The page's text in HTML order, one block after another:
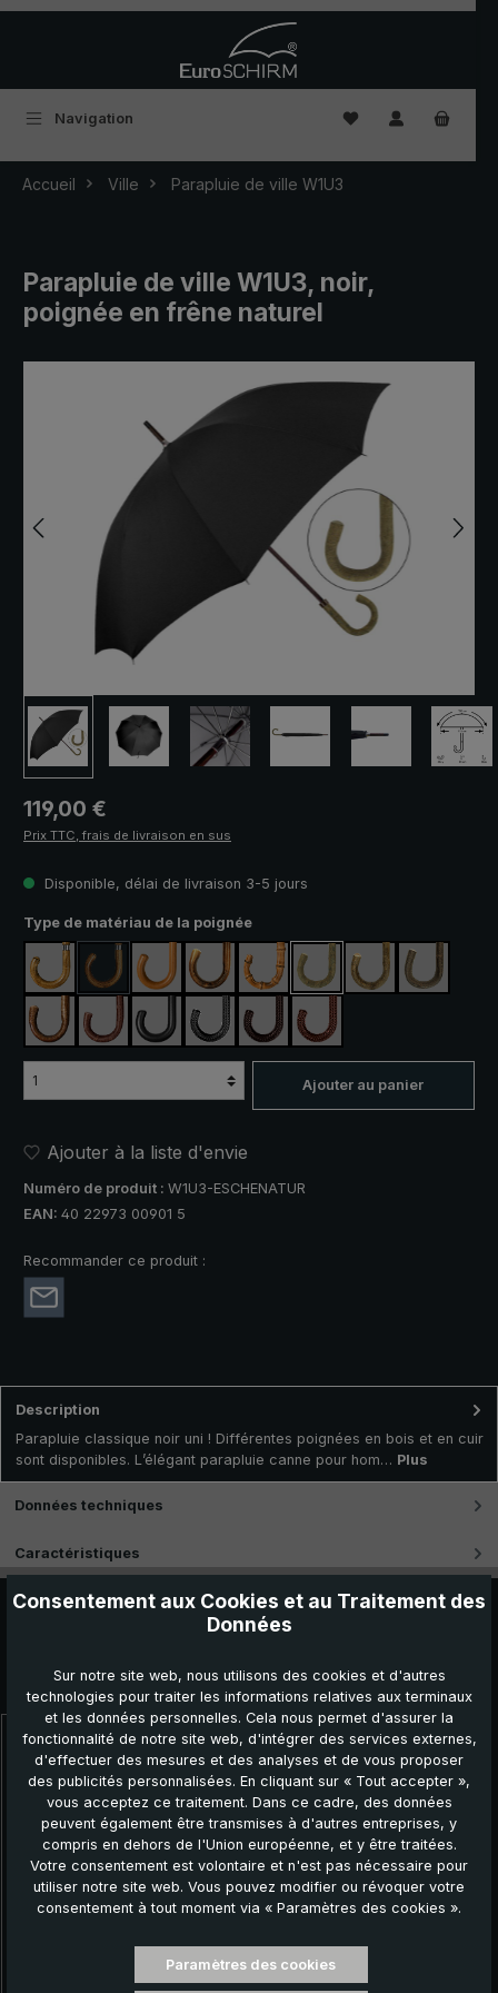
Navigation Vous avez 0
Accueil Ville Parapluie de ville W1U3
Parapluie de ville W1U3, noir,
poignée en frêne naturel
Prix régulier :
119,00 €
Prix TTC, frais de livraison en sus
Disponible, délai de livraison 3-5 jours
Sélectionnez
Type de matériau de la poignée
érable acacia
(Cette option n'est pas disponible pour le moment.)
malaccachâtaignierbambou nacré
frêne naturelfrêne laquénoisetier
noisetier argentécerisier de Sainte-Lucie
cuir de bœufcuir de bœuf tressé noircuir de boeuf tressé brun
Ajouter au panier
Ajouter à la liste d'envie
Numéro de produit : W1U3-ESCHENATUR
EAN: 40 22973 00901 5
Recommander ce produit :
Description
Parapluie classique noir uni ! Différentes poignées en bois et en cuir
sont disponibles. L’élégant parapluie canne pour hom… Plus
Données techniques
Caractéristiques
Ignorer la galerie de produits
Autres produits que vous pourriez aimer :
Consentement aux Cookies et au Traitement des
Données
Sur notre site web, nous utilisons des cookies et d'autres
technologies pour traiter les informations relatives aux terminaux
et les données personnelles. Cela nous permet d'assurer la
fonctionnalité de notre site web, d'intégrer des services externes,
d'effectuer des mesures et des analyses et de vous proposer
des publicités personnalisées. En cliquant sur « Tout accepter »,
vous acceptez ce traitement. Dans ce cadre, des données
peuvent également être transmises à d'autres entreprises, y
compris en dehors de l'Union européenne, et y être traitées.
Votre consentement est volontaire et n'est pas nécessaire pour
utiliser notre site web. Vous pouvez modifier ou révoquer votre
consentement à tout moment via « Paramètres des cookies ».
Paramètres des cookies